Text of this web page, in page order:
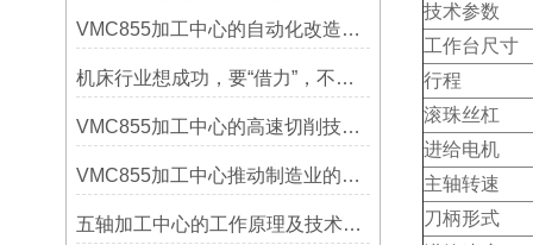
VMC855加工中心的自动化改造与智能化应用说明
机床行业想成功，要“借力”，不要“尽力”！
VMC855加工中心的高速切削技术介绍
VMC855加工中心推动制造业的发展
五轴加工中心的工作原理及技术优势
技术参数
工作台尺寸
行程
滚珠丝杠
进给电机
主轴转速
刀柄形式